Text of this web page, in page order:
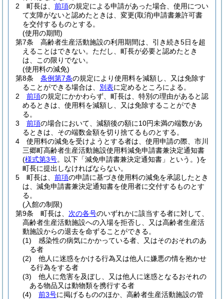
2
町長は、 前項の規定による申請があった場合、使用につい
て支障がないと認めたときは、変更(取消)申請書兼許可書
を交付するものとする。
(使用の期間)
第7条
高齢者生産活動施設の利用期間は、引き続き5日を超
えることはできない。 ただし、町長が必要と認めたとき
は、この限りでない。
(使用料の減免)
第8条
条例第7条の規定により使用料を減額し、又は免除す
ることができる場合は、 別表に定めるところによる。
2
前項の規定にかかわらず、町長は、特別の理由があると認
めるときは、使用料を減額し、又は免除することができ
る。
3
前項の場合において、減額後の額に10円未満の端数があ
るときは、その端数金額を切り捨てるものとする。
4
使用料の減免を受けようとする者は、使用申請の際、市川
三郷町高齢者生産活動施設使用料減免申請書兼決定通知書
(様式第3号。以下「減免申請書兼決定通知書」という。)を
町長に提出しなければならない。
5
町長は、 前項の申請に基づき使用料の減免を承認したとき
は、減免申請書兼決定通知書を使用者に交付するものとす
る。
(入館の制限)
第9条
町長は、 次の各号のいずれかに該当する者に対して、
高齢者生産活動施設への入場を拒否し、又は高齢者生産活
動施設からの退去を命ずることができる。
(1)
感染性の病気にかかっている者、又はそのおそれのあ
る者
(2)
他人に迷惑をかける行為又は他人に嫌悪の情を抱かせ
る行為をする者
(3)
他人に危害を及ぼし、又は他人に迷惑となるおそれの
ある物品又は動物類を携行する者
(4)
前3号に掲げるもののほか、高齢者生産活動施設の管